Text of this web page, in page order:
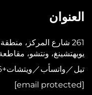
العنوان
261 شارع المركز،
يويهتشينغ، ونتشو،
تيل／واتسأب／ويتشات+86-13706771530
[email protected]